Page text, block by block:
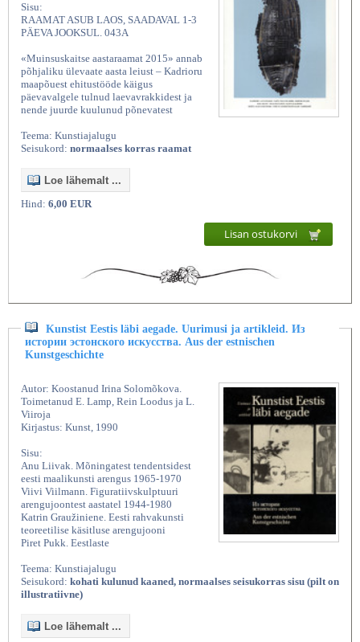
Sisu:
RAAMAT ASUB LAOS, SAADAVAL 1-3
PÄEVA JOOKSUL. 043A
«Muinsuskaitse aastaraamat 2015» annab
põhjaliku ülevaate aasta leiust – Kadrioru
maapõuest ehitustööde käigus
päevavalgele tulnud laevavrakkidest ja
nende juurde kuulunud põnevatest
Teema: Kunstiajalugu
Seisukord: normaalses korras raamat
Loe lähemalt ...
Hind: 6,00 EUR
Lisan ostukorvi
Kunstist Eestis läbi aegade. Uurimusi ja artikleid. Из
истории эстонского искусства. Aus der estnischen
Kunstgeschichte
Autor: Koostanud Irina Solomõkova.
Toimetanud E. Lamp, Rein Loodus ja L.
Viiroja
Kirjastus: Kunst, 1990
Sisu:
Anu Liivak. Mõningatest tendentsidest
eesti maalikunsti arengus 1965-1970
Viivi Viilmann. Figuratiivskulptuuri
arengujoontest aastatel 1944-1980
Katrin Graužiniene. Eesti rahvakunsti
teoreetilise käsitluse arengujooni
Piret Pukk. Eestlaste
Teema: Kunstiajalugu
Seisukord: kohati kulunud kaaned, normaalses seisukorras sisu (pilt on
illustratiivne)
Loe lähemalt ...